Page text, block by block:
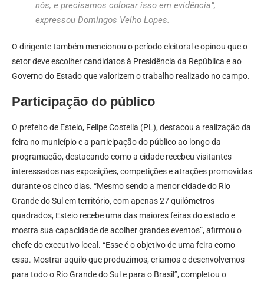
nós, e precisamos colocar isso em evidência”,
expressou Domingos Velho Lopes.
O dirigente também mencionou o período eleitoral e opinou que o
setor deve escolher candidatos à Presidência da República e ao
Governo do Estado que valorizem o trabalho realizado no campo.
Participação do público
O prefeito de Esteio, Felipe Costella (PL), destacou a realização da
feira no município e a participação do público ao longo da
programação, destacando como a cidade recebeu visitantes
interessados nas exposições, competições e atrações promovidas
durante os cinco dias. “Mesmo sendo a menor cidade do Rio
Grande do Sul em território, com apenas 27 quilômetros
quadrados, Esteio recebe uma das maiores feiras do estado e
mostra sua capacidade de acolher grandes eventos”, afirmou o
chefe do executivo local. “Esse é o objetivo de uma feira como
essa. Mostrar aquilo que produzimos, criamos e desenvolvemos
para todo o Rio Grande do Sul e para o Brasil”, completou o